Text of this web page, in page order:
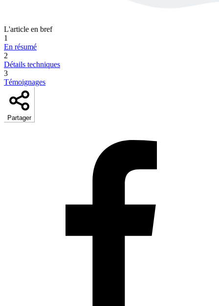
L'article en bref
1
En résumé
2
Détails techniques
3
Témoignages
Partager